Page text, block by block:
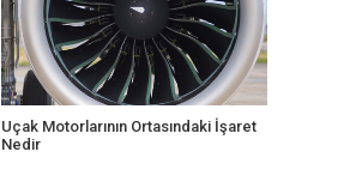
Uçak Motorlarının Ortasındaki İşaret
Nedir